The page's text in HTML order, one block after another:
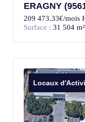
ERAGNY
209 473.33€/mois
Surface : 31 504 m²
Locaux